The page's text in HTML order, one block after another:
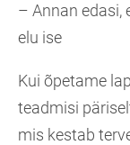
– Annan edasi,
elu ise
Kui õpetame
teadmisi
mis kestab